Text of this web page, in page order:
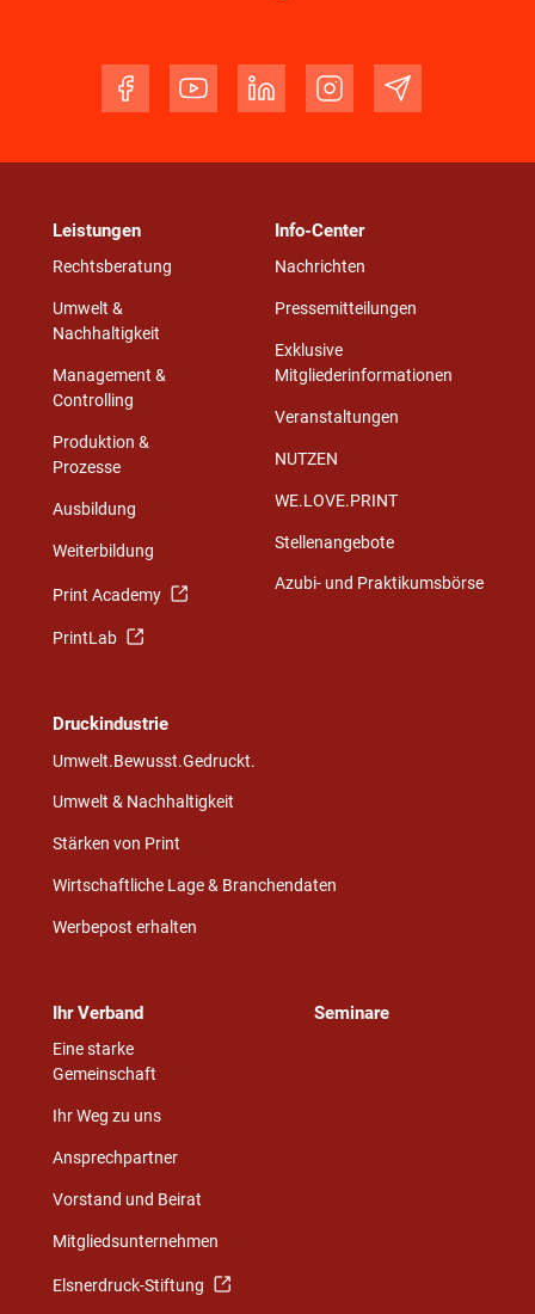
Leistungen
Rechtsberatung
Umwelt &
Nachhaltigkeit
Management &
Controlling
Produktion &
Prozesse
Ausbildung
Weiterbildung
Print Academy
PrintLab
Info-Center
Nachrichten
Pressemitteilungen
Exklusive
Mitgliederinformationen
Veranstaltungen
NUTZEN
WE.LOVE.PRINT
Stellenangebote
Azubi- und Praktikumsbörse
Druckindustrie
Umwelt.Bewusst.Gedruckt.
Umwelt & Nachhaltigkeit
Stärken von Print
Wirtschaftliche Lage & Branchendaten
Werbepost erhalten
Ihr Verband
Eine starke
Gemeinschaft
Ihr Weg zu uns
Ansprechpartner
Vorstand und Beirat
Mitgliedsunternehmen
Elsnerdruck-Stiftung
Seminare